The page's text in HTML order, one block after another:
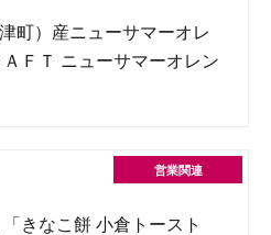
町）産ニューサマーオレ
ＦＴ ニューサマーオレン
きなこ餅 小倉トースト